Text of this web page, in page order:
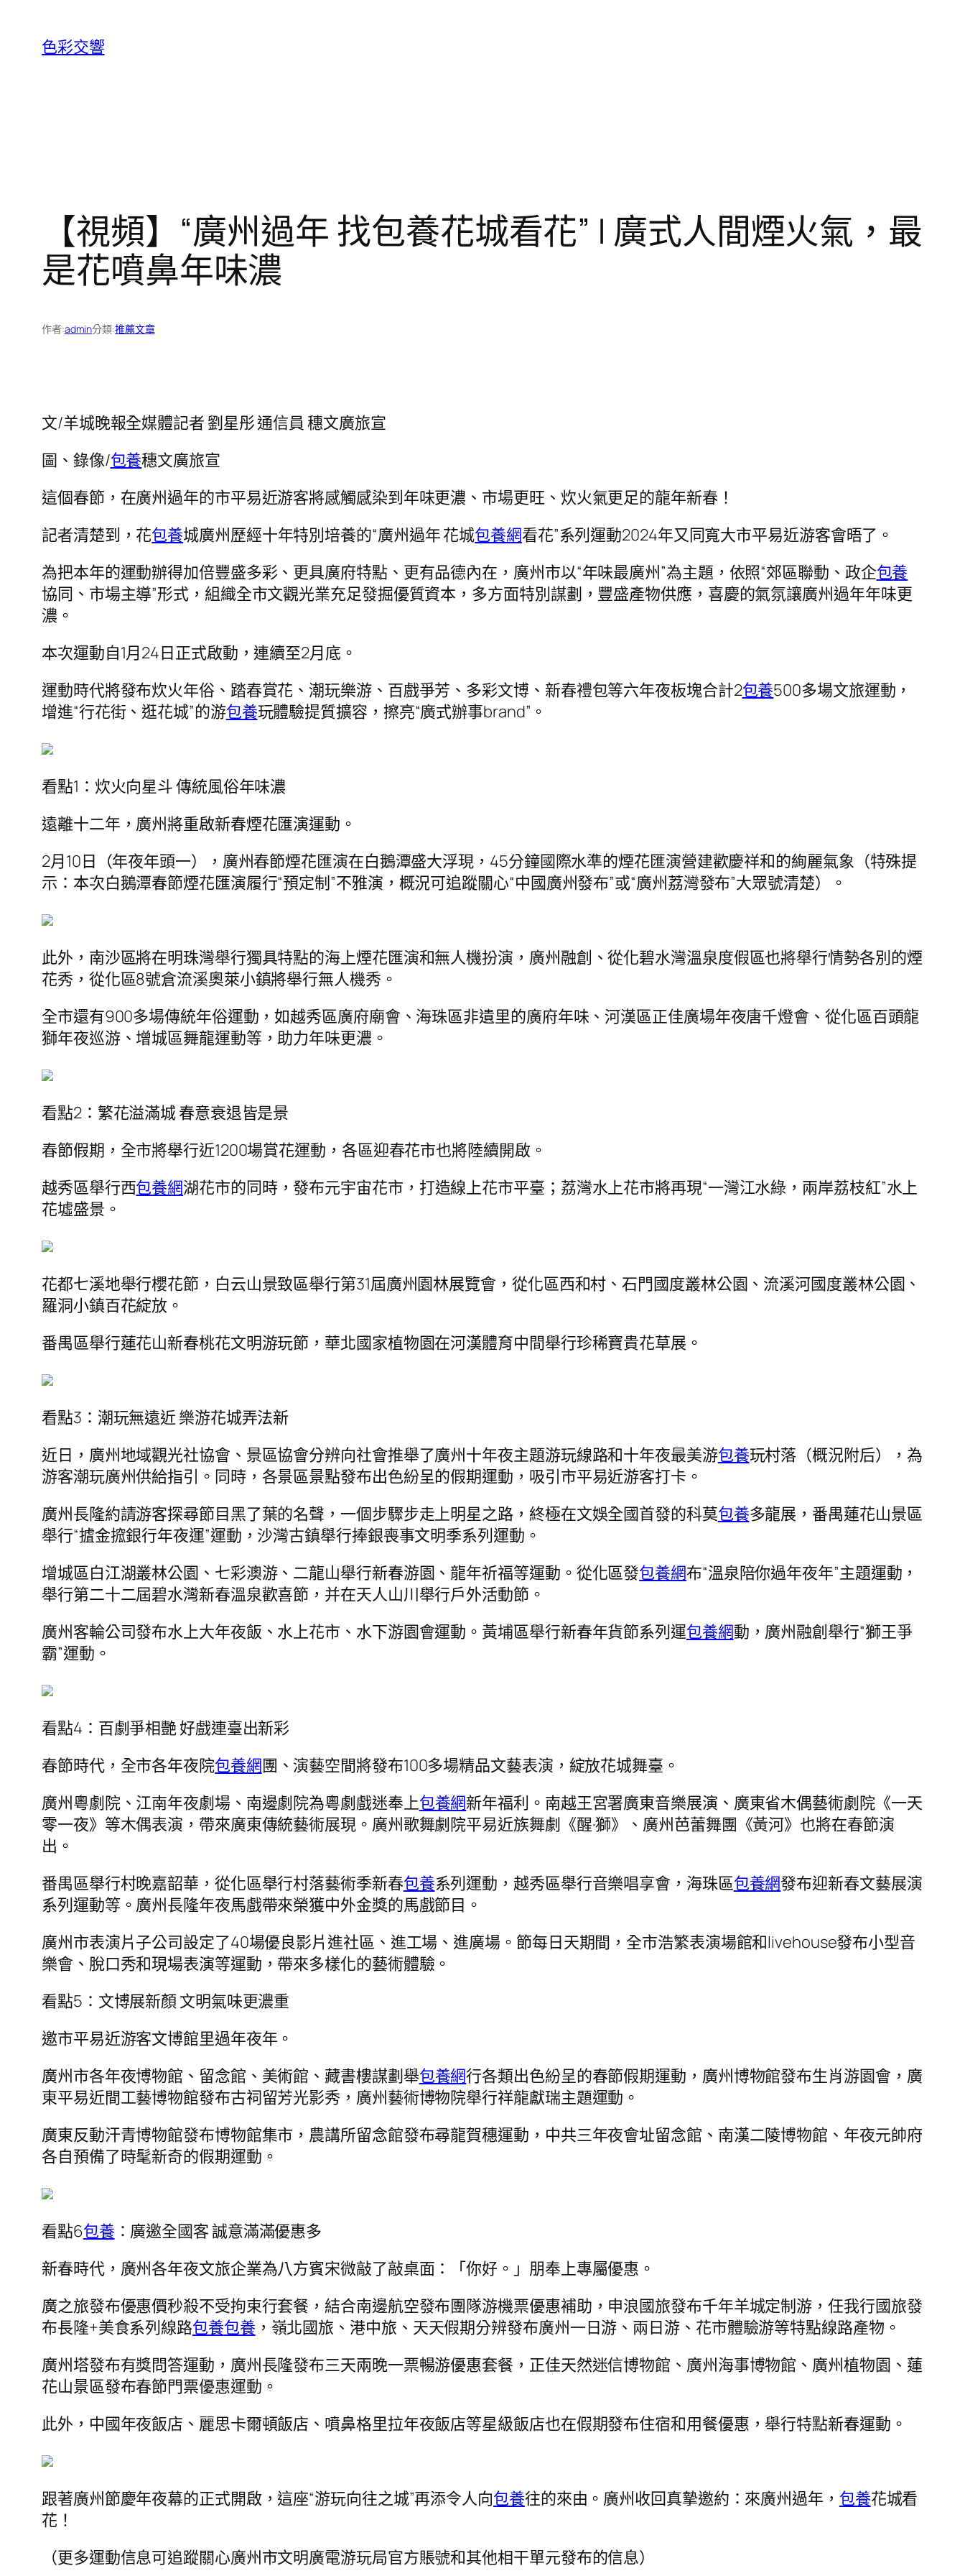
色彩交響
【視頻】“廣州過年 找包養花城看花” | 廣式人間煙火氣，最
是花噴鼻年味濃
作者:admin分類:推薦文章
文/羊城晚報全媒體記者 劉星彤 通信員 穗文廣旅宣
圖、錄像/包養穗文廣旅宣
這個春節，在廣州過年的市平易近游客將感觸感染到年味更濃、市場更旺、炊火氣更足的龍年新春！
記者清楚到，花包養城廣州歷經十年特別培養的“廣州過年 花城包養網看花”系列運動2024年又同寬大市平易近游客會晤了。
為把本年的運動辦得加倍豐盛多彩、更具廣府特點、更有品德內在，廣州市以“年味最廣州”為主題，依照“郊區聯動、政企包養
協同、市場主導”形式，組織全市文觀光業充足發掘優質資本，多方面特別謀劃，豐盛產物供應，喜慶的氣氛讓廣州過年年味更
濃。
本次運動自1月24日正式啟動，連續至2月底。
運動時代將發布炊火年俗、踏春賞花、潮玩樂游、百戲爭芳、多彩文博、新春禮包等六年夜板塊合計2包養500多場文旅運動，
增進“行花街、逛花城”的游包養玩體驗提質擴容，擦亮“廣式辦事brand”。
看點1：炊火向星斗 傳統風俗年味濃
遠離十二年，廣州將重啟新春煙花匯演運動。
2月10日（年夜年頭一），廣州春節煙花匯演在白鵝潭盛大浮現，45分鐘國際水準的煙花匯演營建歡慶祥和的絢麗氣象（特殊提
示：本次白鵝潭春節煙花匯演履行“預定制”不雅演，概況可追蹤關心“中國廣州發布”或“廣州荔灣發布”大眾號清楚）。
此外，南沙區將在明珠灣舉行獨具特點的海上煙花匯演和無人機扮演，廣州融創、從化碧水灣溫泉度假區也將舉行情勢各別的煙
花秀，從化區8號倉流溪奧萊小鎮將舉行無人機秀。
全市還有900多場傳統年俗運動，如越秀區廣府廟會、海珠區非遺里的廣府年味、河漢區正佳廣場年夜唐千燈會、從化區百頭龍
獅年夜巡游、增城區舞龍運動等，助力年味更濃。
看點2：繁花溢滿城 春意衰退皆是景
春節假期，全市將舉行近1200場賞花運動，各區迎春花市也將陸續開啟。
越秀區舉行西包養網湖花市的同時，發布元宇宙花市，打造線上花市平臺；荔灣水上花市將再現“一灣江水綠，兩岸荔枝紅”水上
花墟盛景。
花都七溪地舉行櫻花節，白云山景致區舉行第31屆廣州園林展覽會，從化區西和村、石門國度叢林公園、流溪河國度叢林公園、
羅洞小鎮百花綻放。
番禺區舉行蓮花山新春桃花文明游玩節，華北國家植物園在河漢體育中間舉行珍稀寶貴花草展。
看點3：潮玩無遠近 樂游花城弄法新
近日，廣州地域觀光社協會、景區協會分辨向社會推舉了廣州十年夜主題游玩線路和十年夜最美游包養玩村落（概況附后），為
游客潮玩廣州供給指引。同時，各景區景點發布出色紛呈的假期運動，吸引市平易近游客打卡。
廣州長隆約請游客探尋節目黑了葉的名聲，一個步驟步走上明星之路，終極在文娛全國首發的科莫包養多龍展，番禺蓮花山景區
舉行“摣金搲銀行年夜運”運動，沙灣古鎮舉行捧銀喪事文明季系列運動。
增城區白江湖叢林公園、七彩澳游、二龍山舉行新春游園、龍年祈福等運動。從化區發包養網布“溫泉陪你過年夜年”主題運動，
舉行第二十二屆碧水灣新春溫泉歡喜節，并在天人山川舉行戶外活動節。
廣州客輪公司發布水上大年夜飯、水上花市、水下游園會運動。黃埔區舉行新春年貨節系列運包養網動，廣州融創舉行“獅王爭
霸”運動。
看點4：百劇爭相艷 好戲連臺出新彩
春節時代，全市各年夜院包養網團、演藝空間將發布100多場精品文藝表演，綻放花城舞臺。
廣州粵劇院、江南年夜劇場、南邊劇院為粵劇戲迷奉上包養網新年福利。南越王宮署廣東音樂展演、廣東省木偶藝術劇院《一天
零一夜》等木偶表演，帶來廣東傳統藝術展現。廣州歌舞劇院平易近族舞劇《醒·獅》、廣州芭蕾舞團《黃河》也將在春節演
出。
番禺區舉行村晚嘉韶華，從化區舉行村落藝術季新春包養系列運動，越秀區舉行音樂唱享會，海珠區包養網發布迎新春文藝展演
系列運動等。廣州長隆年夜馬戲帶來榮獲中外金獎的馬戲節目。
廣州市表演片子公司設定了40場優良影片進社區、進工場、進廣場。節每日天期間，全市浩繁表演場館和livehouse發布小型音
樂會、脫口秀和現場表演等運動，帶來多樣化的藝術體驗。
看點5：文博展新顏 文明氣味更濃重
邀市平易近游客文博館里過年夜年。
廣州市各年夜博物館、留念館、美術館、藏書樓謀劃舉包養網行各類出色紛呈的春節假期運動，廣州博物館發布生肖游園會，廣
東平易近間工藝博物館發布古祠留芳光影秀，廣州藝術博物院舉行祥龍獻瑞主題運動。
廣東反動汗青博物館發布博物館集市，農講所留念館發布尋龍賀穗運動，中共三年夜會址留念館、南漢二陵博物館、年夜元帥府
各自預備了時髦新奇的假期運動。
看點6包養 ：廣邀全國客 誠意滿滿優惠多
新春時代，廣州各年夜文旅企業為八方賓宋微敲了敲桌面：「你好。」朋奉上專屬優惠。
廣之旅發布優惠價秒殺不受拘束行套餐，結合南邊航空發布團隊游機票優惠補助，申浪國旅發布千年羊城定制游，任我行國旅發
布長隆+美食系列線路包養包養 ，嶺北國旅、港中旅、天天假期分辨發布廣州一日游、兩日游、花市體驗游等特點線路產物。
廣州塔發布有獎問答運動，廣州長隆發布三天兩晚一票暢游優惠套餐，正佳天然迷信博物館、廣州海事博物館、廣州植物園、蓮
花山景區發布春節門票優惠運動。
此外，中國年夜飯店、麗思卡爾頓飯店、噴鼻格里拉年夜飯店等星級飯店也在假期發布住宿和用餐優惠，舉行特點新春運動。
跟著廣州節慶年夜幕的正式開啟，這座“游玩向往之城”再添令人向包養往的來由。廣州收回真摯邀約：來廣州過年， 包養花城看
花！
（更多運動信息可追蹤關心廣州市文明廣電游玩局官方賬號和其他相干單元發布的信息）